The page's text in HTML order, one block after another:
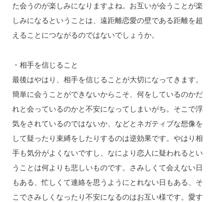
た会うのが楽しみになりますよね。お互いが会うことが楽
しみになるということは、遠距離恋愛の壁である距離を超
えることにつながるのではないでしょうか。
・相手を信じること
最後はやはり、相手を信じることが大切になってきます。
簡単に会うことができないからこそ、何をしているのかだ
れと会っているのかと不安になってしまいがち。そこで浮
気をされているのではないか、などとネガティブな想像を
して疑ったり束縛をしたりするのは逆効果です。やはり相
手も気分がよくないですし、なにより恋人に疑われるとい
うことは何よりも悲しいものです。さみしくて会えない日
もある、忙しくて連絡を思うようにとれない日もある、そ
こでさみしくなったり不安になるのはお互い様です。愛す